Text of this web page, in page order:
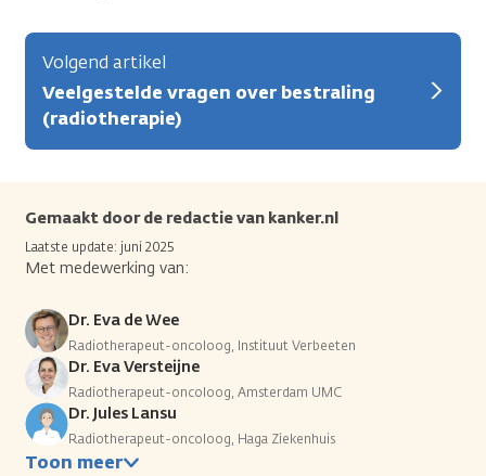
Volgend artikel
Veelgestelde vragen over bestraling
(radiotherapie)
Gemaakt door de redactie van kanker.nl
Laatste update: juni 2025
Met medewerking van:
Dr. Eva de Wee
Radiotherapeut-oncoloog, Instituut Verbeeten
Dr. Eva Versteijne
Radiotherapeut-oncoloog, Amsterdam UMC
Dr. Jules Lansu
Radiotherapeut-oncoloog, Haga Ziekenhuis
Toon meer